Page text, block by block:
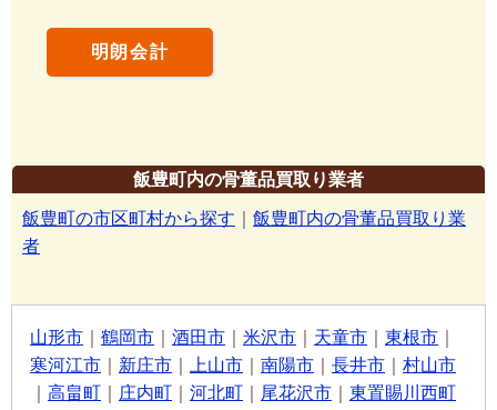
明朗会計
飯豊町内の骨董品買取り業者
飯豊町の市区町村から探す
飯豊町内の骨董品買取り業
者
山形市 鶴岡市 酒田市 米沢市 天童市 東根市
寒河江市
新庄市 上山市 南陽市 長井市
村山市
高畠町 庄内町 河北町 尾花沢市
東置賜川西町